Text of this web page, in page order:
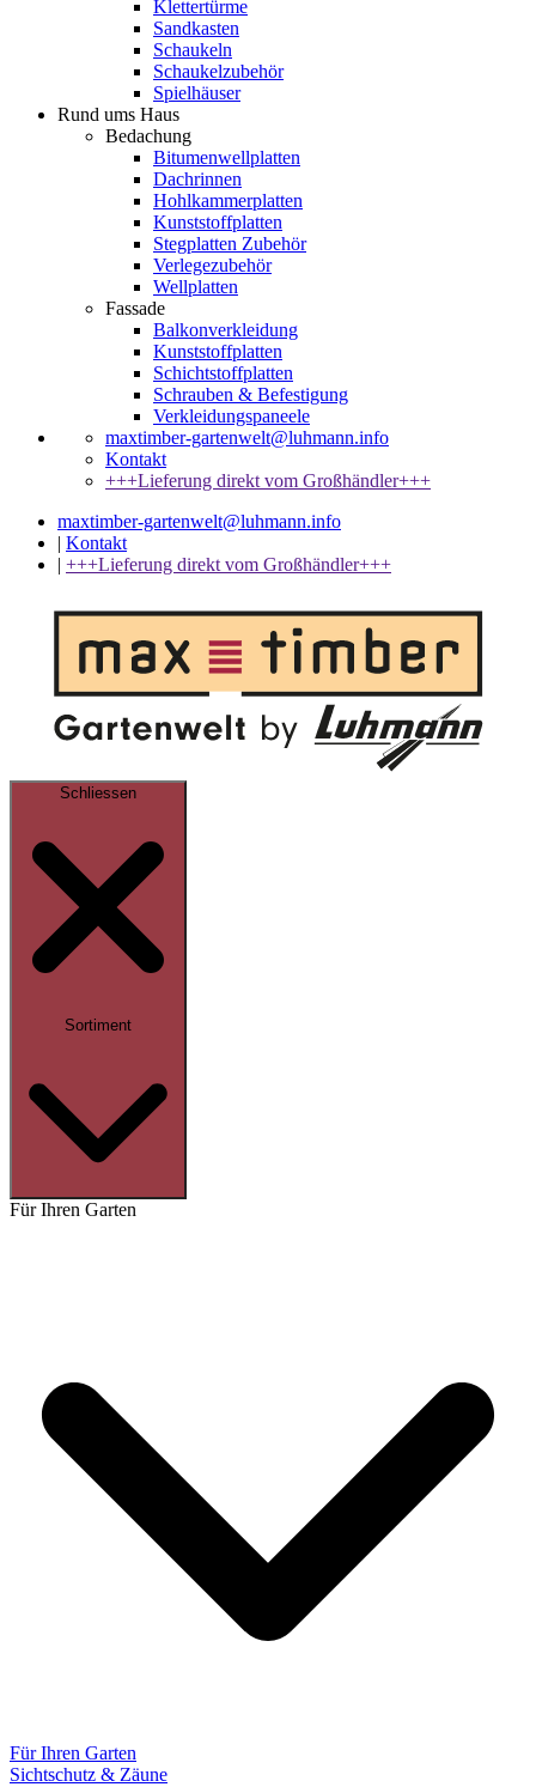
Klettertürme
Sandkasten
Schaukeln
Schaukelzubehör
Spielhäuser
Rund ums Haus
Bedachung
Bitumenwellplatten
Dachrinnen
Hohlkammerplatten
Kunststoffplatten
Stegplatten Zubehör
Verlegezubehör
Wellplatten
Fassade
Balkonverkleidung
Kunststoffplatten
Schichtstoffplatten
Schrauben & Befestigung
Verkleidungspaneele
maxtimber-gartenwelt@luhmann.info
Kontakt
+++Lieferung direkt vom Großhändler+++
maxtimber-gartenwelt@luhmann.info
| Kontakt
| +++Lieferung direkt vom Großhändler+++
Schliessen
Sortiment
Für Ihren Garten
Für Ihren Garten
Sichtschutz & Zäune